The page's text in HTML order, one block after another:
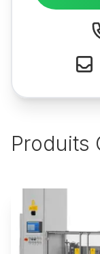
Produits